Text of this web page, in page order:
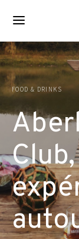
FOOD & DRINKS